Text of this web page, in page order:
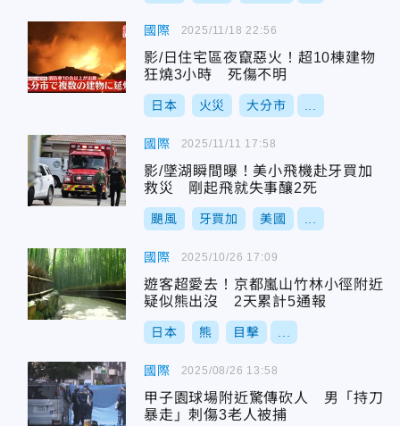
國際
影/日住宅區夜竄惡火！超10棟建物
狂燒3小時 死傷不明
日本 火災 大分市
2025/11/18 22:56
國際
影/墜湖瞬間曝！美小飛機赴牙買加
救災 剛起飛就失事釀2死
颶風 牙買加 美國
2025/11/11 17:58
國際
遊客超愛去！京都嵐山竹林小徑附近
疑似熊出沒 2天累計5通報
日本 熊 目擊
2025/10/26 17:09
國際
甲子園球場附近驚傳砍人 男「持刀
暴走」刺傷3老人被捕
2025/08/26 13:58